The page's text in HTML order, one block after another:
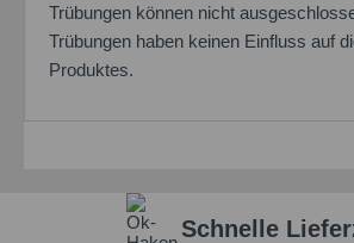
Trübungen können nicht
Trübungen haben keinen Einfluss auf
Produktes.
Schnelle